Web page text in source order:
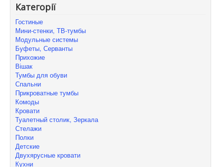
Категорії
Гостиные
Мини-стенки, ТВ-тумбы
Модульные системы
Буфеты, Серванты
Прихожие
Вішак
Тумбы для обуви
Спальни
Прикроватные тумбы
Комоды
Кровати
Туалетный столик, Зеркала
Стелажи
Полки
Детские
Двухярусные кровати
Кухни